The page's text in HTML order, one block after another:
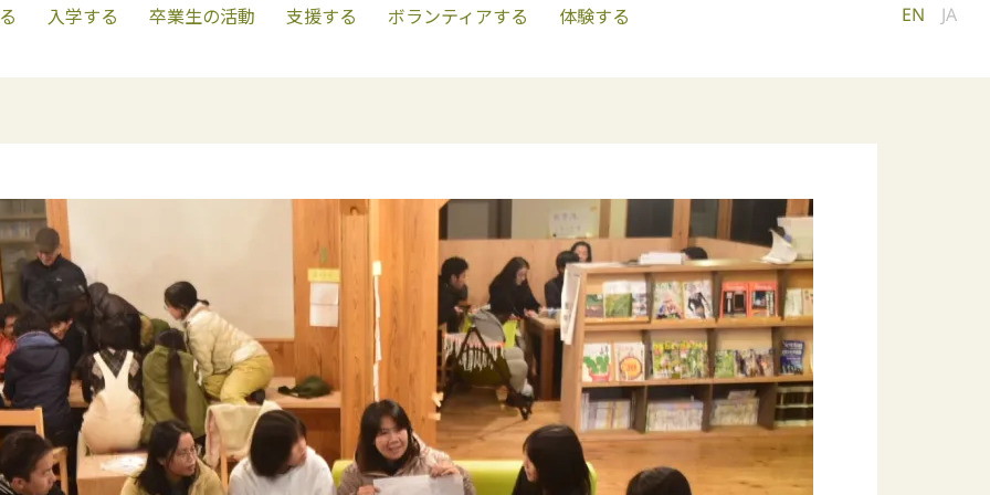
入学する 卒業生の活動 支援する ボランティアする 体験する EN JA